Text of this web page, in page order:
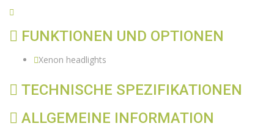
FUNKTIONEN UND OPTIONEN
Xenon headlights
TECHNISCHE SPEZIFIKATIONEN
ALLGEMEINE INFORMATION